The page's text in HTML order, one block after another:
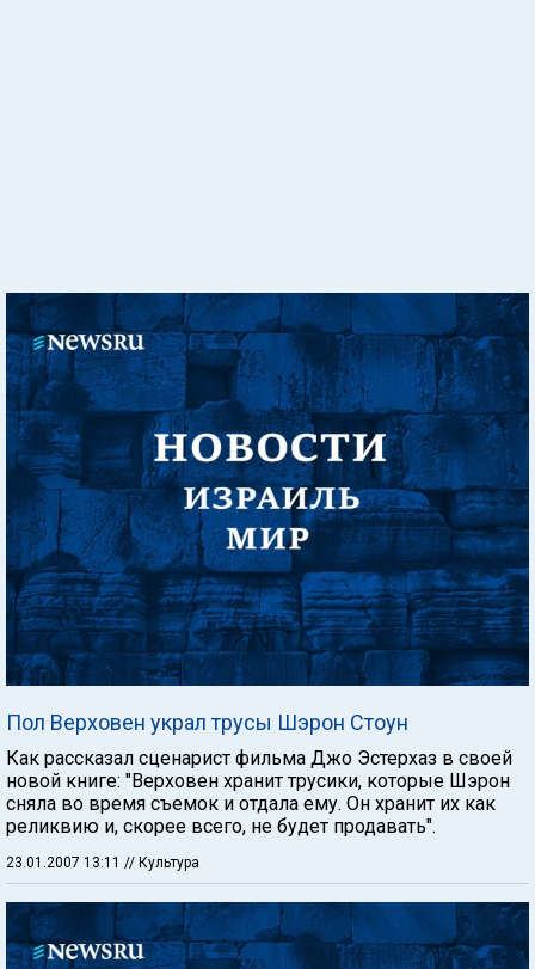
Пол Верховен украл трусы Шэрон Стоун
Как рассказал сценарист фильма Джо Эстерхаз в своей
новой книге: "Верховен хранит трусики, которые Шэрон
сняла во время съемок и отдала ему. Он хранит их как
реликвию и, скорее всего, не будет продавать".
23.01.2007 13:11 // Культура